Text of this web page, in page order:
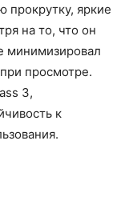
прокрутку, яркие
на то, что он
минимизировал
просмотре.
3,
к